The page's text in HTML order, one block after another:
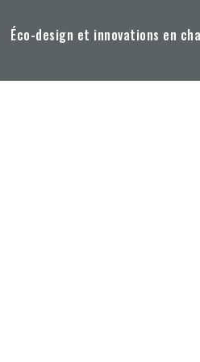
Éco-design et innovations en